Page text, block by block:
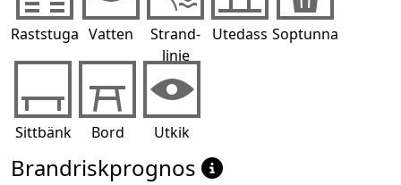
Raststuga Vatten
Strand-
linje
Utedass Soptunna
Sittbänk Bord Utkik
Brandriskprognos